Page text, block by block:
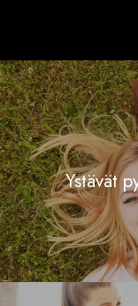
Ystävät